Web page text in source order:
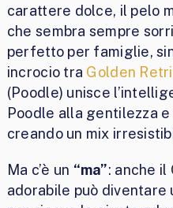
carattere dolce, il pelo
che sembra sempre
perfetto per famiglie,
incrocio tra Golden
(Poodle) unisce
Poodle alla gentilezza
creando un mix
Ma c’è un “ma”: anche il
adorabile può